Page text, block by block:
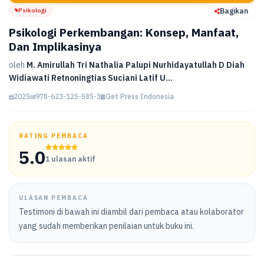
Psikologi Bagikan
Psikologi Perkembangan: Konsep, Manfaat,
Dan Implikasinya
oleh M. Amirullah Tri Nathalia Palupi Nurhidayatullah D Diah
Widiawati Retnoningtias Suciani Latif U...
2025 978-623-125-585-3 Get Press Indonesia
RATING PEMBACA
5.01 ulasan aktif
ULASAN PEMBACA
Testimoni di bawah ini diambil dari pembaca atau kolaborator
yang sudah memberikan penilaian untuk buku ini.